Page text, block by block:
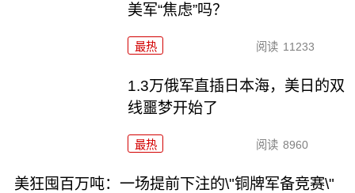
美军“焦虑”吗？
最热 阅读 11233
1.3万俄军直插日本海，美日的双
线噩梦开始了
最热 阅读 8960
美狂囤百万吨：一场提前下注的\"铜牌军备竞赛\"